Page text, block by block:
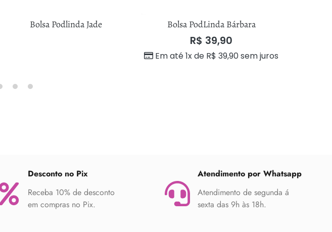
Bolsa Podlinda Jade Bolsa PodLinda Bárbara
R$ 39,90
Em até 1x de R$ 39,90sem juros
Desconto no Pix
Receba 10% de desconto
em compras no Pix.
Atendimento por Whatsapp
Atendimento de segunda á
sexta das 9h às 18h.